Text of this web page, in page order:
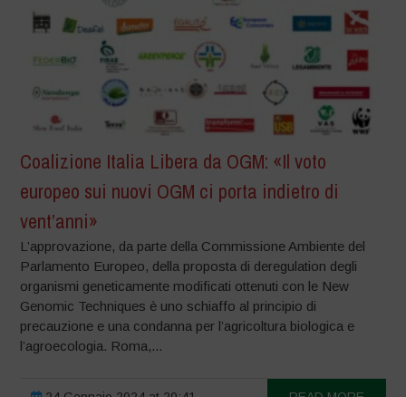
Coalizione Italia Libera da OGM: «Il voto
europeo sui nuovi OGM ci porta indietro di
vent’anni»
L’approvazione, da parte della Commissione Ambiente del
Parlamento Europeo, della proposta di deregulation degli
organismi geneticamente modificati ottenuti con le New
Genomic Techniques è uno schiaffo al principio di
precauzione e una condanna per l’agricoltura biologica e
l’agroecologia. Roma,...